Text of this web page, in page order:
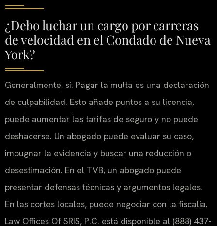
¿Debo luchar un cargo por carreras
de velocidad en el Condado de Nueva
York?
Generalmente, sí. Pagar la multa es una declaración
de culpabilidad. Esto añade puntos a su licencia,
puede aumentar las tarifas de seguro y no puede
deshacerse. Un abogado puede evaluar su caso,
impugnar la evidencia y buscar una reducción o
desestimación. En el TVB, un abogado puede
presentar defensas técnicas y argumentos legales.
En las cortes locales, puede negociar con la fiscalía.
Law Offices Of SRIS, P.C. está disponible al (888) 437-